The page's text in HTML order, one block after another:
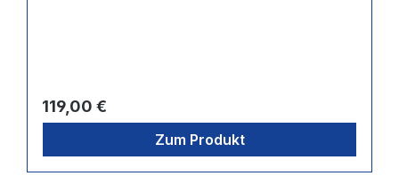
Regulärer Preis:
119,00 €
Zum Produkt